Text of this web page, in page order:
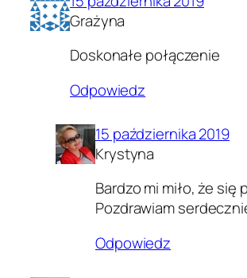
Grażyna
Doskonałe połączenie
Odpowiedz
15 października 2019
Krystyna
Bardzo mi miło, że się
Pozdrawiam
Odpowiedz